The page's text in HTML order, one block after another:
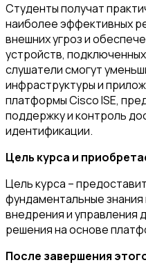
Студенты получат
наиболее эффективных
внешних угроз и
устройств,
слушатели смогут
инфраструктуры и
платформы Cisco ISE,
поддержку и контроль
идентификации.
Цель курса и
Цель курса –
фундаментальные
внедрения и управления
решения на основе
После завершения